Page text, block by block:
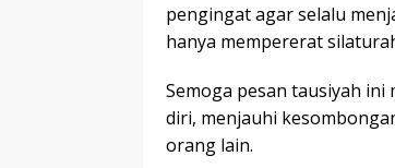
pengingat agar selalu
hanya mempererat
Semoga pesan tausiyah
diri, menjauhi
orang lain.